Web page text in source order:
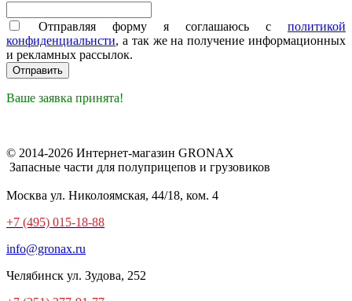
Отправляя форму я соглашаюсь с политикой
конфиденциальнсти, а так же на получение информационных
и рекламных рассылок.
Ваше заявка принята!
© 2014-2026 Интернет-магазин GRONAX
Запасные части для полуприцепов и грузовиков
Москва ул. Николоямская, 44/18, ком. 4
+7 (495) 015-18-88
info@gronax.ru
Челябинск ул. Зудова, 252